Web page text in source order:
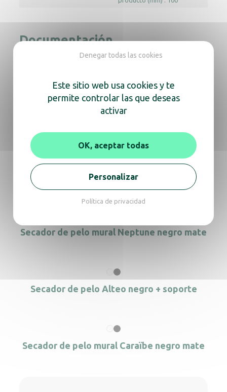
Documentación
En la misma gama, descubra
Soporte ALTEO Black + base
Secador de pelo mural Neptune negro mate
Secador de pelo Alteo negro + soporte
Secador de pelo mural Caraïbe negro mate
Este sitio web usa cookies y te
permite controlar las que deseas
activar
OK, aceptar todas
Denegar todas las cookies
Personalizar
Política de privacidad